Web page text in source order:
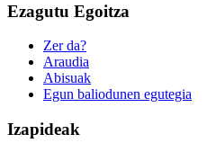
Ezagutu Egoitza
Zer da?
Araudia
Abisuak
Egun baliodunen egutegia
Izapideak